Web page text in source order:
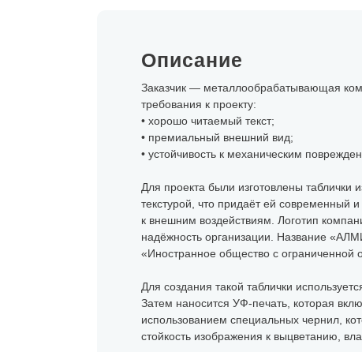
Описание
Заказчик — металлообрабатывающая
требования к проекту:
• хорошо читаемый текст;
• премиальный внешний вид;
• устойчивость к механическим
Для проекта были изготовлены
текстурой, что придаёт ей современный
к внешним воздействиям. Логотип
надёжность организации. Название
«Иностранное общество с ограниченной
Для создания такой таблички
Затем наносится УФ-печать, которая
использованием специальных чернил,
стойкость изображения к выцветанию,